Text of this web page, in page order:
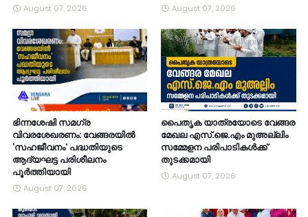
August 07, 2026 August 07, 2026
ഭിന്നശേഷി സമഗ്ര
വിവരശേഖരണം: വേങ്ങരയിൽ
‘സഹജീവനം’ പദ്ധതിയുടെ
ആദ്യഘട്ട പരിശീലനം
പൂർത്തിയായി
August 07, 2026
പൈതൃക യാത്രയോടെ വേങ്ങര
മേഖല എസ്.ജെ.എം മുഅല്ലിം
സമ്മേളന പരിപാടികൾക്ക്
തുടക്കമായി
August 07, 2026